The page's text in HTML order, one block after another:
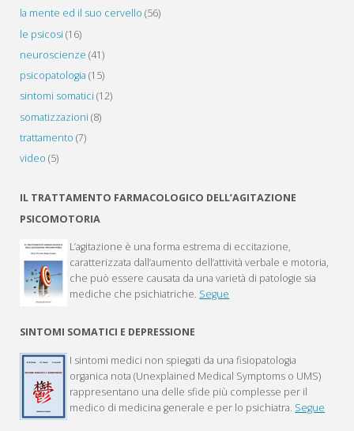
la mente ed il suo cervello (56)
le psicosi (16)
neuroscienze (41)
psicopatologia (15)
sintomi somatici (12)
somatizzazioni (8)
trattamento (7)
video (5)
IL TRATTAMENTO FARMACOLOGICO DELL’AGITAZIONE
PSICOMOTORIA
L’agitazione è una forma estrema di eccitazione,
caratterizzata dall’aumento dell’attività verbale e motoria,
che può essere causata da una varietà di patologie sia
mediche che psichiatriche. Segue
SINTOMI SOMATICI E DEPRESSIONE
I sintomi medici non spiegati da una fisiopatologia
organica nota (Unexplained Medical Symptoms o UMS)
rappresentano una delle sfide più complesse per il
medico di medicina generale e per lo psichiatra. Segue